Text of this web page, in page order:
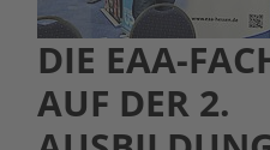
DIE EAA-
AUF DER 2.